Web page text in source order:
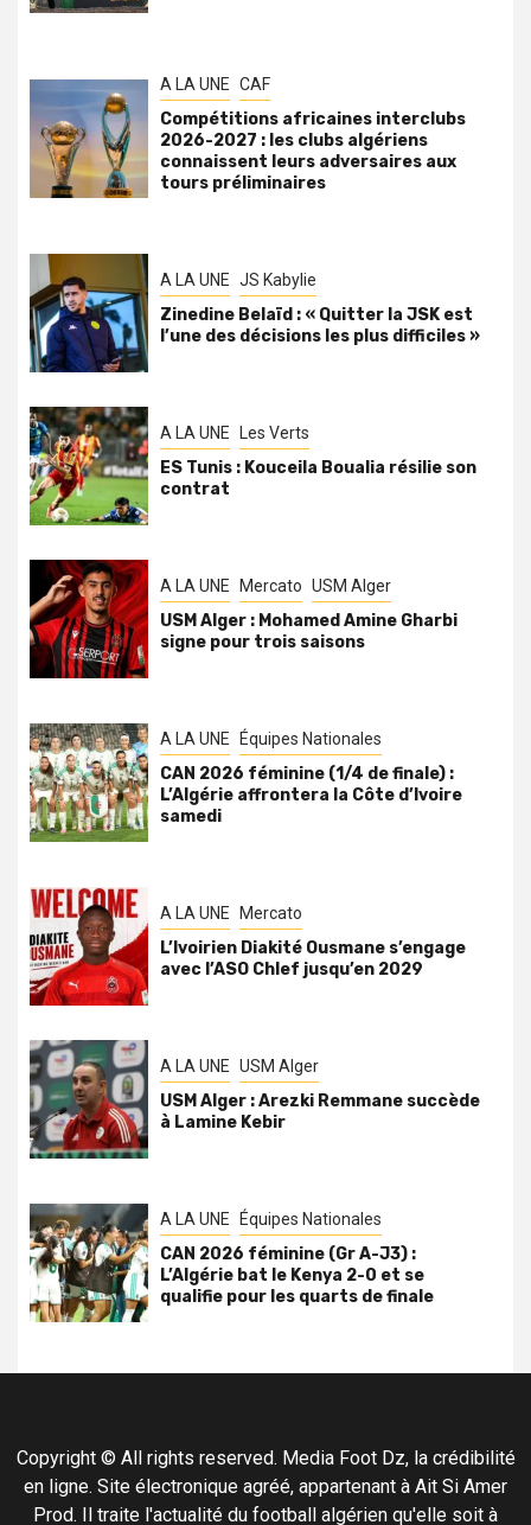
A LA UNE CAF
Compétitions africaines interclubs
2026-2027 : les clubs algériens
connaissent leurs adversaires aux
tours préliminaires
A LA UNE JS Kabylie
Zinedine Belaïd : « Quitter la JSK est
l’une des décisions les plus difficiles »
A LA UNE Les Verts
ES Tunis : Kouceila Boualia résilie son
contrat
A LA UNE Mercato USM Alger
USM Alger : Mohamed Amine Gharbi
signe pour trois saisons
A LA UNE Équipes Nationales
CAN 2026 féminine (1/4 de finale) :
L’Algérie affrontera la Côte d’Ivoire
samedi
A LA UNE Mercato
L’Ivoirien Diakité Ousmane s’engage
avec l’ASO Chlef jusqu’en 2029
A LA UNE USM Alger
USM Alger : Arezki Remmane succède
à Lamine Kebir
A LA UNE Équipes Nationales
CAN 2026 féminine (Gr A-J3) :
L’Algérie bat le Kenya 2-0 et se
qualifie pour les quarts de finale
Copyright © All rights reserved. Media Foot Dz, la crédibilité
en ligne. Site électronique agréé, appartenant à Ait Si Amer
Prod. Il traite l'actualité du football algérien qu'elle soit à